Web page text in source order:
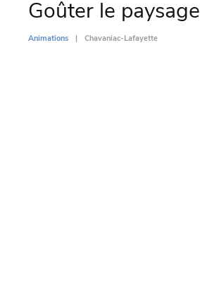
Goûter le paysage
Animations Chavaniac-Lafayette